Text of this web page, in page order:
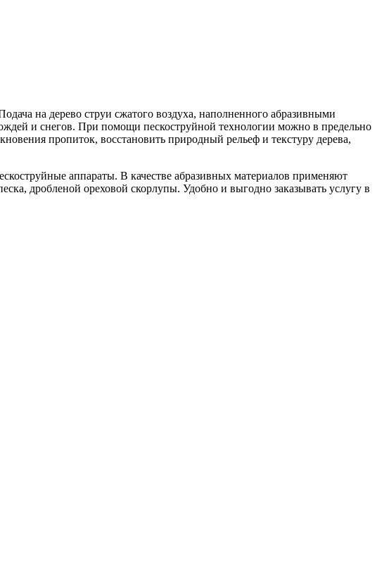
на дерево струи сжатого воздуха, наполненного абразивными
и снегов. При помощи пескоструйной технологии можно в предельно
пропиток, восстановить природный рельеф и текстуру дерева,
аппараты. В качестве абразивных материалов применяют
дробленой ореховой скорлупы. Удобно и выгодно заказывать услугу в